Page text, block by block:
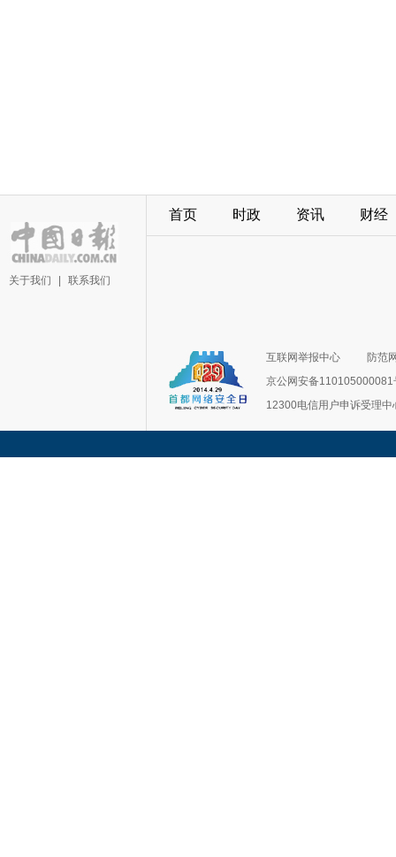
关于我们 联系我们
首页 时政 资讯 财经
互联网举报中心
防范
京公网安备110105000081
12300电信用户申诉受理中